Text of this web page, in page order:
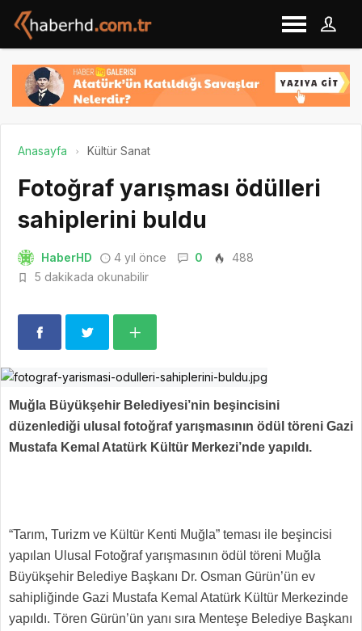
Anasayfa Kültür Sanat
Fotoğraf yarışması ödülleri
sahiplerini buldu
HaberHD 4 yıl önce 0
488
5 dakikada okunabilir
Muğla Büyükşehir Belediyesi’nin beşincisini
düzenlediği ulusal fotoğraf yarışmasının ödül töreni Gazi
Mustafa Kemal Atatürk Kültür Merkezi’nde yapıldı.
“Tarım, Turizm ve Kültür Kenti Muğla” teması ile beşincisi
yapılan Ulusal Fotoğraf yarışmasının ödül töreni Muğla
Büyükşehir Belediye Başkanı Dr. Osman Gürün’ün ev
sahipliğinde Gazi Mustafa Kemal Atatürk Kültür Merkezinde
yapıldı. Tören Gürün’ün yanı sıra Menteşe Belediye Başkanı